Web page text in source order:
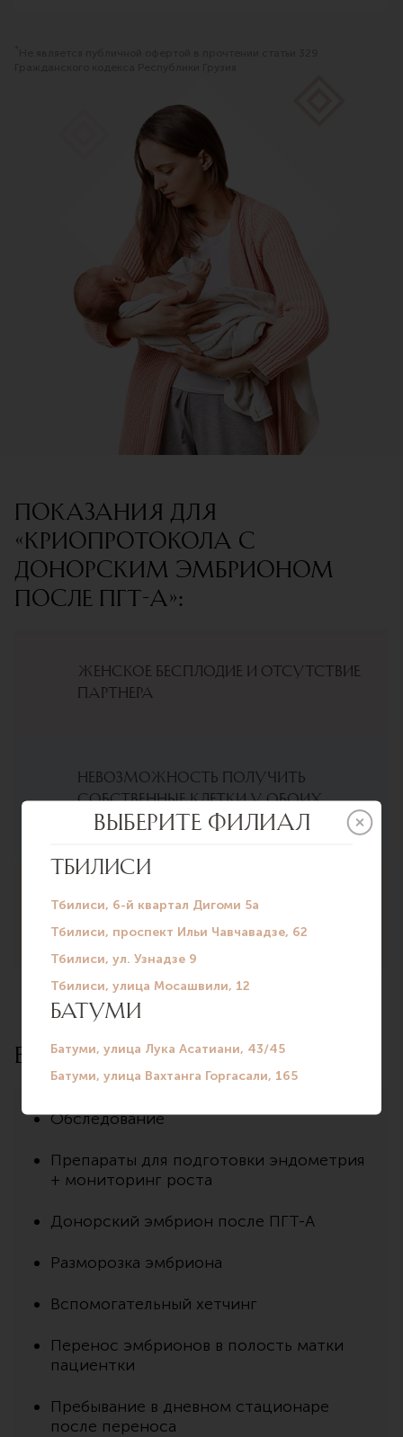
Показания для
«Криопротокола с
донорским эмбрионом
после ПГТ-А»:
Женское бесплодие и отсутствие
партнера
Невозможность получить
собственные клетки у обоих
партнеров
Носительство генетических
заболеваний
Включает в себя:
Обследование
Препараты для подготовки эндометрия
+ мониторинг роста
Донорский эмбрион после ПГТ-А
Разморозка эмбриона
Вспомогательный хетчинг
Перенос эмбрионов в полость матки
пациентки
Пребывание в дневном стационаре
после переноса